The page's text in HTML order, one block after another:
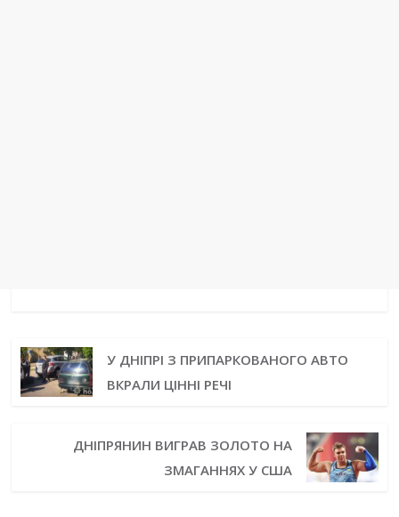
У ДНІПРІ З ПРИПАРКОВАНОГО АВТО
ВКРАЛИ ЦІННІ РЕЧІ
ДНІПРЯНИН ВИГРАВ ЗОЛОТО НА
ЗМАГАННЯХ У США